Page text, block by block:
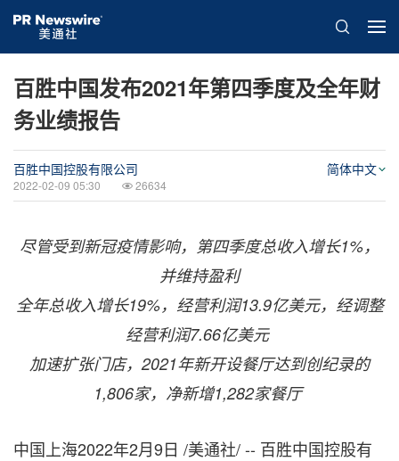
百胜中国发布2021年第四季度及全年财
务业绩报告
百胜中国控股有限公司
2022-02-09 05:30 26634
简体中文
尽管受到新冠疫情影响，第四季度总收入增长1%，
并维持盈利
全年总收入增长19%，经营利润13.9亿美元，经调整
经营利润7.66亿美元
加速扩张门店，2021年新开设餐厅达到创纪录的
1,806家，净新增1,282家餐厅
中国上海2022年2月9日 /美通社/ -- 百胜中国控股有